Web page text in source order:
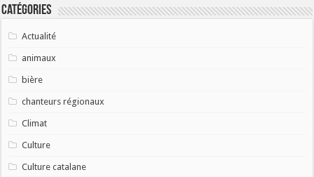
Catégories
Actualité
animaux
bière
chanteurs régionaux
Climat
Culture
Culture catalane